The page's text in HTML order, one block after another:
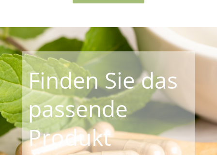
Finden Sie das
passende
Produkt